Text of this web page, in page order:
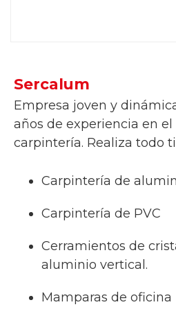
Sercalum
Empresa joven y
años de experiencia en el
carpintería. Realiza todo
Carpintería de
Carpintería de PVC
Cerramientos de
aluminio vertical.
Mamparas de oficina